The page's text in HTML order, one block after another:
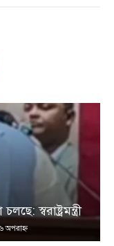
স্বরাষ্ট্রমন্ত্রী
অপরাহ্ণ